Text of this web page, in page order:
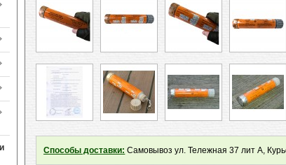
Способы доставки: Самовывоз ул. Тележная 37 лит А,